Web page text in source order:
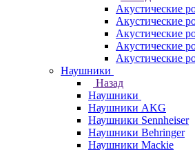
Акустические
Акустические
Акустические
Акустические
Акустические
Наушники
Назад
Наушники
Наушники AKG
Наушники Sennheiser
Наушники Behringer
Наушники Mackie